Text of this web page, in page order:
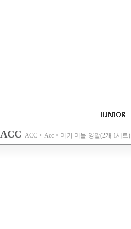
ACC ACC > Acc > 미키 미들 양말(2개 1세트)